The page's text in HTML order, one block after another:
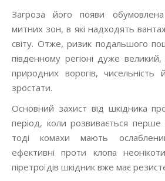
Загроза його появи
митних зон, в які надходять
світу. Отже, ризик подальшого
південному регіоні дуже великий,
природних ворогів,
зростати.
Основний захист від шкідника
період, коли розвивається
тоді комахи мають
ефективні проти клопа
піретроїдів шкідник вже має